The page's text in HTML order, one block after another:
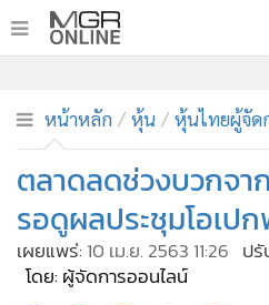
• ทันเหตุการณ์
• ภาคใต้
• ภูมิภาค
• Online Section
• บันเทิง
ผู้จัดการรายวัน
หน้าหลัก หุ้น หุ้นไทยผู้จัด
ตลาดลดช่วงบวกจา
รอดูผลประชุมโอเป
เผยแพร่: 10 เม.ย. 2563 11:26 ปรั
โดย: ผู้จัดการออนไลน์